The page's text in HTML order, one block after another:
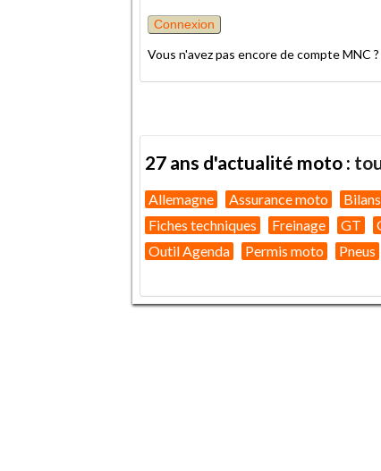
Vous n'avez pas encore de compte MNC ?
27 ans d'actualité moto :
Allemagne Assurance moto
Fiches techniques
Freinage GT
Outil Agenda
Permis moto Pneus